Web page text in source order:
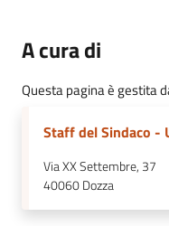
A cura di
Questa pagina è gestita
Staff del Sindaco -
Via XX Settembre, 37
40060Dozza